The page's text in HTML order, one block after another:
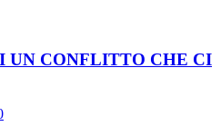
UN CONFLITTO CHE CI